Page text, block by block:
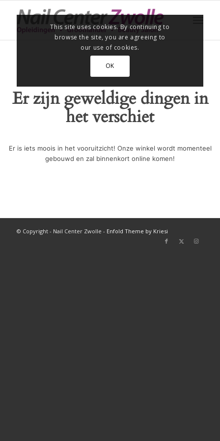
Er zijn geweldige dingen in
het verschiet
Er is iets moois in het vooruitzicht! Onze winkel wordt momenteel
gebouwd en zal binnenkort online komen!
© Copyright - Nail Center Zwolle - Enfold Theme by Kriesi
This site uses cookies. By continuing to
browse the site, you are agreeing to
our use of cookies.
OK